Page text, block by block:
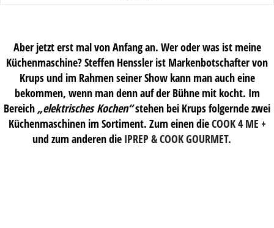
Aber jetzt erst mal von Anfang an. Wer oder was ist meine
Küchenmaschine? Steffen Henssler ist Markenbotschafter von
Krups und im Rahmen seiner Show kann man auch eine
bekommen, wenn man denn auf der Bühne mit kocht. Im
Bereich „elektrisches Kochen“stehen bei Krups folgernde zwei
Küchenmaschinen im Sortiment. Zum einen dieCOOK 4 ME +
und zum anderen die IPREP & COOK GOURMET.